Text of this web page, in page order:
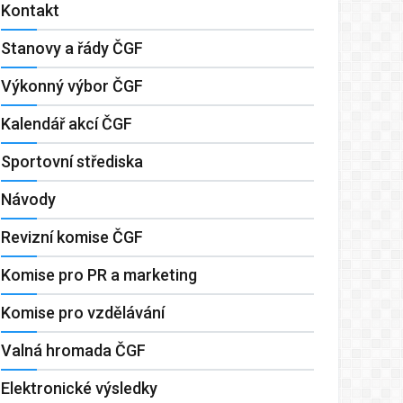
Kontakt
Stanovy a řády ČGF
Výkonný výbor ČGF
Kalendář akcí ČGF
Sportovní střediska
Návody
Revizní komise ČGF
Komise pro PR a marketing
Komise pro vzdělávání
Valná hromada ČGF
Elektronické výsledky